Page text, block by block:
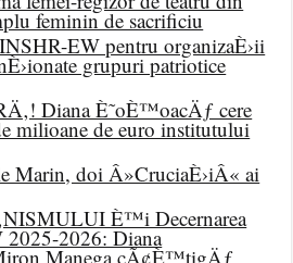
feminin de sacrificiu
EW pentru organizaÈ›ii
grupuri patriotice
Diana È˜oÈ™oacÄƒ cere
milioane de euro institutului
Marin, doi Â»CruciaÈ›iÂ« ai
È™i Decernarea
2026: Diana
Manega cÃ¢È™tigÄƒ